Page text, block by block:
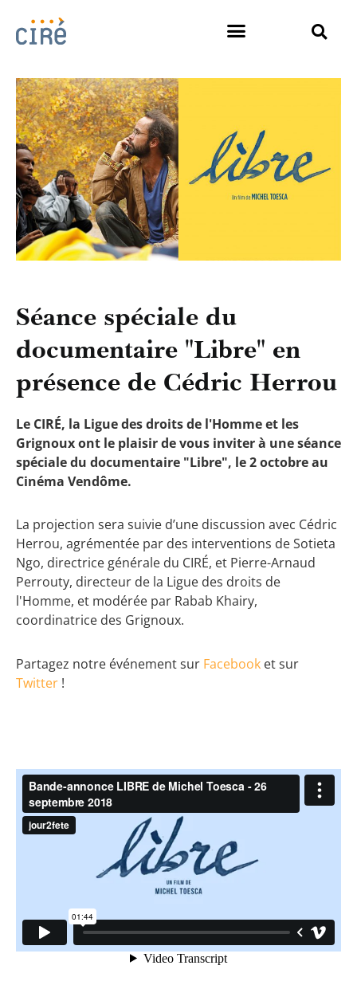
Séance spéciale du
documentaire "Libre" en
présence de Cédric Herrou
Le CIRÉ, la Ligue des droits de l'Homme et les
Grignoux ont le plaisir de vous inviter à une séance
spéciale du documentaire "Libre", le 2 octobre au
Cinéma Vendôme.
La projection sera suivie d’une discussion avec Cédric
Herrou, agrémentée par des interventions de Sotieta
Ngo, directrice générale du CIRÉ, et Pierre-Arnaud
Perrouty, directeur de la Ligue des droits de
l'Homme, et modérée par Rabab Khairy,
coordinatrice des Grignoux.
Partagez notre événement sur Facebook et sur
Twitter !